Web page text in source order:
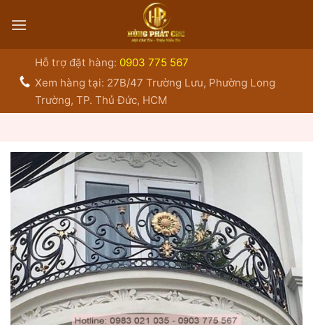
qua
Hỗ trợ đặt hàng: 0903 775 567
Xem hàng tại: 27B/47 Trường Lưu, Phường Long
Trường, TP. Thủ Đức, HCM